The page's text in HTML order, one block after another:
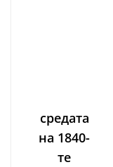
средата
на 1840-
те